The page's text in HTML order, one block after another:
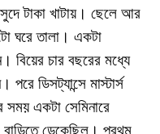
টাকা খাটায়। ছেলে আর
ঘরে তালা। একটা
বিয়ের চার বছরের মধ্যে
ডিসট্যান্সে মাস্টার্স
একটা সেমিনারে
বাড়িতে ডেকেছিল। প্রথম